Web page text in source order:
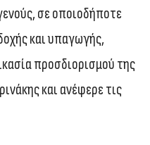
σε οποιοδήποτε
και υπαγωγής,
προσδιορισμού της
και ανέφερε τις